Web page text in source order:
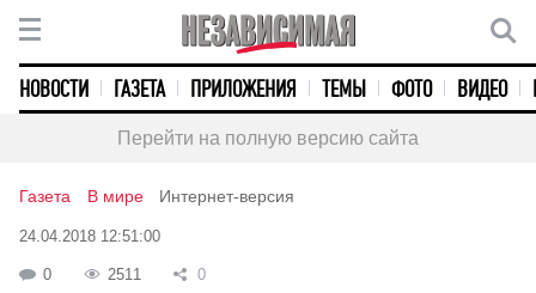
НОВОСТИ ГАЗЕТА ПРИЛОЖЕНИЯ ТЕМЫ ФОТО ВИДЕО
Перейти на полную версию сайта
Газета В мире Интернет-версия
24.04.2018 12:51:00
0 2511 0